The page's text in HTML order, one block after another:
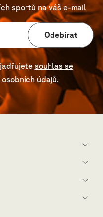
sportů na váš e-mail
Odebírat
souhlas se
údajů.